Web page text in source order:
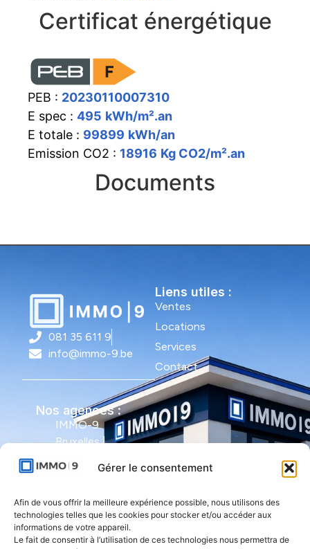
Gérer le consentement
Afin de vous offrir la meilleure expérience possible, nous utilisons des
technologies telles que les cookies pour stocker et/ou accéder aux
informations de votre appareil.
Le fait de consentir à l’utilisation de ces technologies nous permettra de
Certificat énergétique
PEB : 20230110007310
E spec : 495 kWh/m².an
E totale : 99899 kWh/an
Emission CO2 : 18916 Kg CO2/m².an
Documents
081 35 611 9
info@immo-9.be
Nos agences :
IMMO-9
Bruxelles |
491 - bte 12 |
IMMO-9 Namur |
Rue de l'Armée
Liens utiles :
Ventes
Locations
Services
Contact